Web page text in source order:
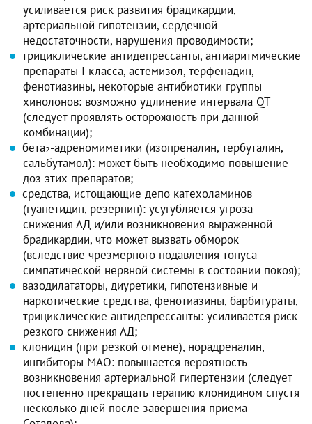
усиливается риск развития брадикардии,
артериальной гипотензии, сердечной
недостаточности, нарушения проводимости;
трициклические антидепрессанты, антиаритмические
препараты I класса, астемизол, терфенадин,
фенотиазины, некоторые антибиотики группы
хинолонов: возможно удлинение интервала QT
(следует проявлять осторожность при данной
комбинации);
бета2-адреномиметики (изопреналин, тербуталин,
сальбутамол): может быть необходимо повышение
доз этих препаратов;
средства, истощающие депо катехоламинов
(гуанетидин, резерпин): усугубляется угроза
снижения АД и/или возникновения выраженной
брадикардии, что может вызвать обморок
(вследствие чрезмерного подавления тонуса
симпатической нервной системы в состоянии покоя);
вазодилататоры, диуретики, гипотензивные и
наркотические средства, фенотиазины, барбитураты,
трициклические антидепрессанты: усиливается риск
резкого снижения АД;
клонидин (при резкой отмене), норадреналин,
ингибиторы МАО: повышается вероятность
возникновения артериальной гипертензии (следует
постепенно прекращать терапию клонидином спустя
несколько дней после завершения приема